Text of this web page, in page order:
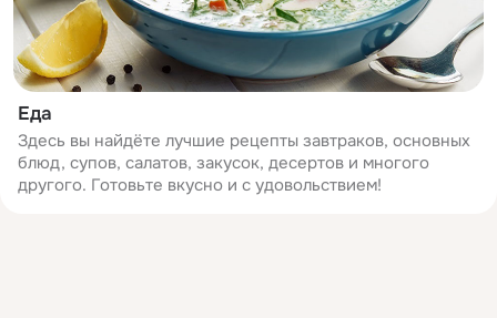
Еда
Здесь вы найдёте лучшие рецепты завтраков, основных
блюд, супов, салатов, закусок, десертов и многого
другого. Готовьте вкусно и с удовольствием!